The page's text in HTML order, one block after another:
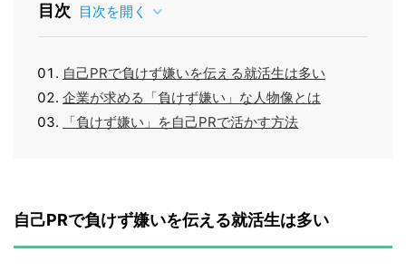
目次 目次を開く
自己PRで負けず嫌いを伝える就活生は多い
企業が求める「負けず嫌い」な人物像とは
「負けず嫌い」を自己PRで活かす方法
自己PRで負けず嫌いを伝える就活生は多い